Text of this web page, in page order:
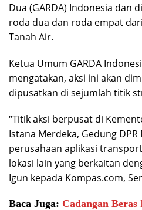
Dua (GARDA) Indonesia dan
roda dua dan roda empat
Tanah Air.
Ketua Umum GARDA
mengatakan, aksi ini akan
dipusatkan di sejumlah titik
“Titik aksi berpusat di
Istana Merdeka, Gedung
perusahaan aplikasi
lokasi lain yang berkaitan
Igun kepada Kompas.com,
Baca Juga: Cadangan